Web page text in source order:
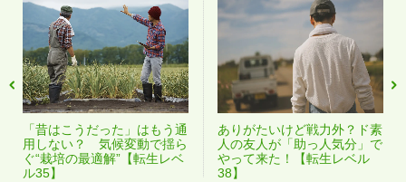
「昔はこうだった」はもう通
用しない？ 気候変動で揺ら
ぐ“栽培の最適解”【転生レベ
ル35】
ありがたいけど戦力外？ド素
人の友人が「助っ人気分」で
やって来た！【転生レベル
38】